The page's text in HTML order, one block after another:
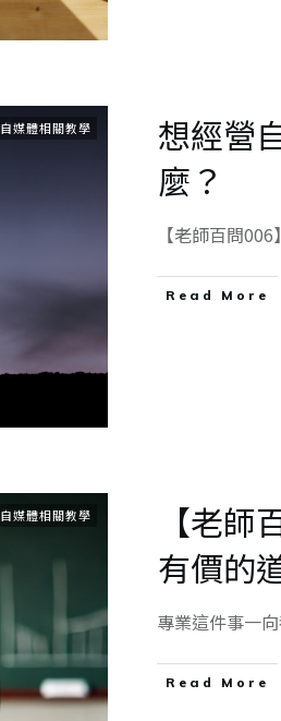
自媒體相關教學
想經營
麼？
【老師百問
Read More
自媒體相關教學
【老
有價的
專業這件事一
Read More